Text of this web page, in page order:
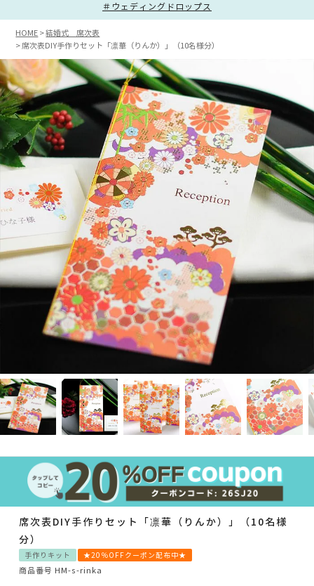
＃ウェディングドロップス
HOME
結婚式 席次表
席次表DIY手作りセット「凛華（りんか）」（10名様分）
席次表DIY手作りセット「凛華（りんか）」（10名様
分）
手作りキット ★20％OFFクーポン配布中★
商品番号 HM-s-rinka